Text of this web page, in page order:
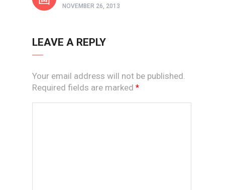
NOVEMBER 26, 2013
LEAVE A REPLY
Your email address will not be published.
Required fields are marked *